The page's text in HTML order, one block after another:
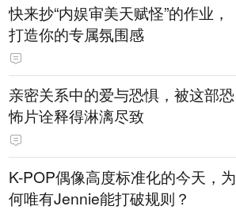
快来抄“内娱审美天赋怪”的作业，
打造你的专属氛围感
亲密关系中的爱与恐惧，被这部恐
怖片诠释得淋漓尽致
K-POP偶像高度标准化的今天，为
何唯有Jennie能打破规则？